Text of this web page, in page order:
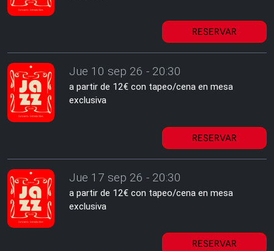
RESERVAR
Jue 10 sep 26 - 20:30
a partir de 12€ con tapeo/cena en mesa
exclusiva
RESERVAR
Jue 17 sep 26 - 20:30
a partir de 12€ con tapeo/cena en mesa
exclusiva
RESERVAR